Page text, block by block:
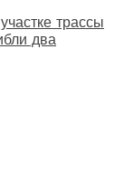
трассы
два